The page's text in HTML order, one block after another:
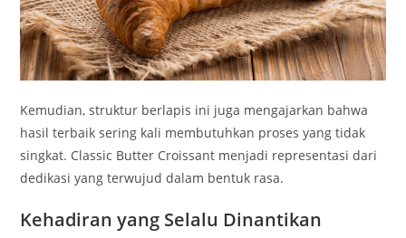
Kemudian, struktur berlapis ini juga mengajarkan bahwa
hasil terbaik sering kali membutuhkan proses yang tidak
singkat. Classic Butter Croissant menjadi representasi dari
dedikasi yang terwujud dalam bentuk rasa.
Kehadiran yang Selalu Dinantikan